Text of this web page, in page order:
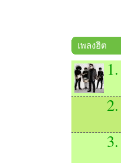
เพลงฮิต
1.
2.
3.